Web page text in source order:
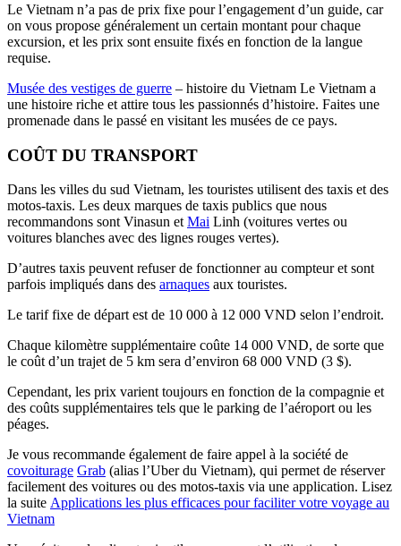
Le Vietnam n’a pas de prix fixe pour l’engagement d’un guide, car
on vous propose généralement un certain montant pour chaque
excursion, et les prix sont ensuite fixés en fonction de la langue
requise.
Musée des vestiges de guerre – histoire du Vietnam Le Vietnam a
une histoire riche et attire tous les passionnés d’histoire. Faites une
promenade dans le passé en visitant les musées de ce pays.
COÛT DU TRANSPORT
Dans les villes du sud Vietnam, les touristes utilisent des taxis et des
motos-taxis. Les deux marques de taxis publics que nous
recommandons sont Vinasun et Mai Linh (voitures vertes ou
voitures blanches avec des lignes rouges vertes).
D’autres taxis peuvent refuser de fonctionner au compteur et sont
parfois impliqués dans des arnaques aux touristes.
Le tarif fixe de départ est de 10 000 à 12 000 VND selon l’endroit.
Chaque kilomètre supplémentaire coûte 14 000 VND, de sorte que
le coût d’un trajet de 5 km sera d’environ 68 000 VND (3 $).
Cependant, les prix varient toujours en fonction de la compagnie et
des coûts supplémentaires tels que le parking de l’aéroport ou les
péages.
Je vous recommande également de faire appel à la société de
covoiturage Grab (alias l’Uber du Vietnam), qui permet de réserver
facilement des voitures ou des motos-taxis via une application. Lisez
la suite Applications les plus efficaces pour faciliter votre voyage au
Vietnam